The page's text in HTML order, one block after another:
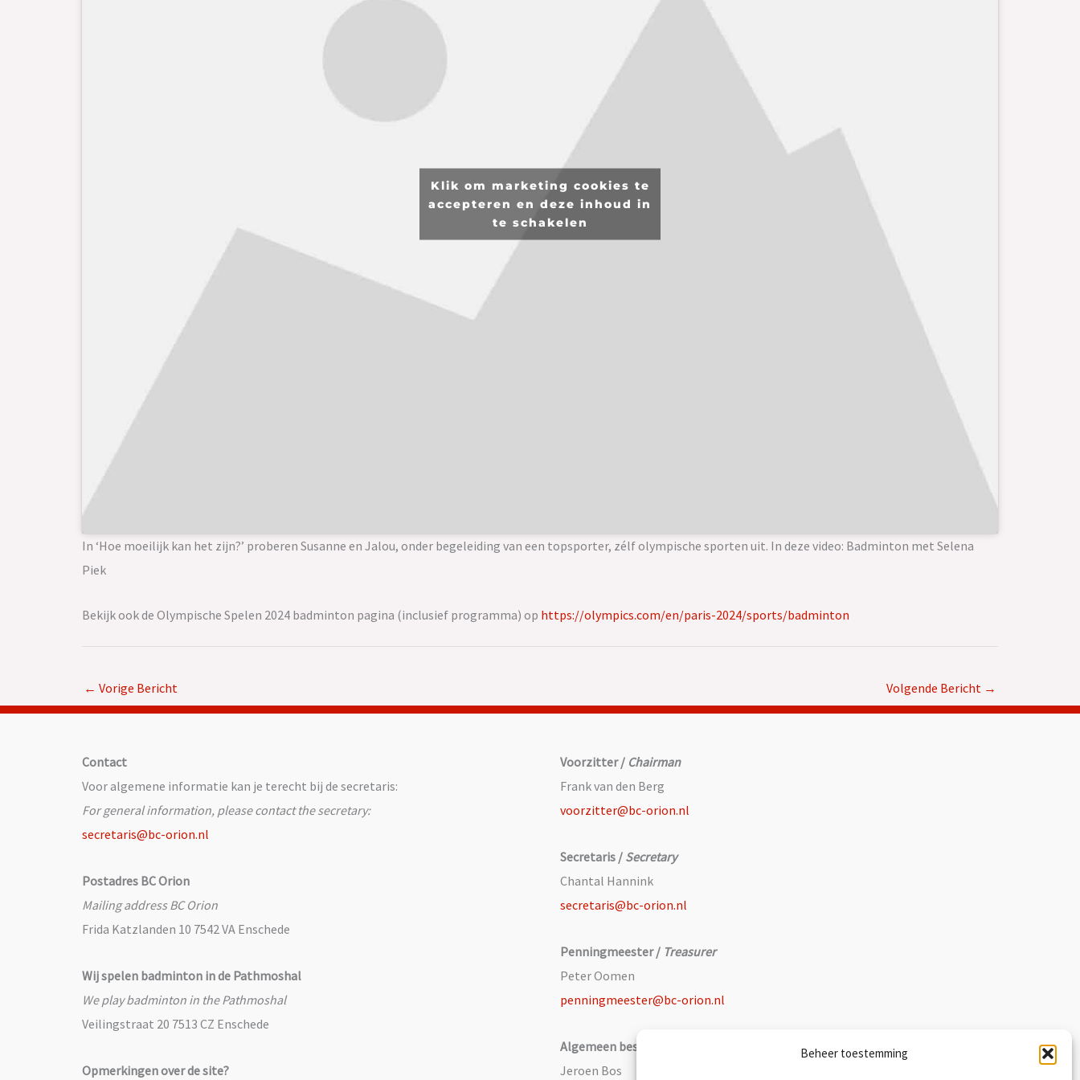
Beheer toestemming
Klik om marketing cookies te
accepteren en deze inhoud in
te schakelen
In ‘Hoe moeilijk kan het zijn?’ proberen Susanne en Jalou, onder begeleiding van een topsporter, zélf olympische sporten uit. In deze video: Badminton met Selena
Piek
Bekijk ook de Olympische Spelen 2024 badminton pagina (inclusief programma) op https://olympics.com/en/paris-2024/sports/badminton
← Vorige Bericht Volgende Bericht →
Contact
Voor algemene informatie kan je terecht bij de secretaris:
For general information, please contact the secretary:
secretaris@bc-orion.nl
Postadres BC Orion
Mailing address BC Orion
Frida Katzlanden 10 7542 VA Enschede
Wij spelen badminton in de Pathmoshal
We play badminton in the Pathmoshal
Veilingstraat 20 7513 CZ Enschede
Opmerkingen over de site?
Voorzitter / Chairman
Frank van den Berg
voorzitter@bc-orion.nl
Secretaris / Secretary
Chantal Hannink
secretaris@bc-orion.nl
Penningmeester / Treasurer
Peter Oomen
penningmeester@bc-orion.nl
Algemeen bestuurslid /
Jeroen Bos